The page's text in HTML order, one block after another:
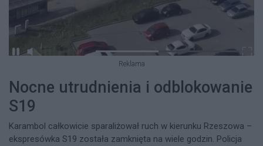
Reklama
Nocne utrudnienia i odblokowanie
S19
Karambol całkowicie sparaliżował ruch w kierunku Rzeszowa –
ekspresówka S19 została zamknięta na wiele godzin. Policja